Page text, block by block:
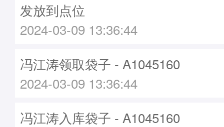
发放到点位
2024-03-09 13:36:44
冯江涛领取袋子 - A1045160
2024-03-09 13:36:44
冯江涛入库袋子 - A1045160